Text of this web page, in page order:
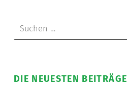
DIE NEUESTEN BEITRÄGE